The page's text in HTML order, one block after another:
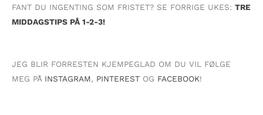
FANT DU INGENTING SOM FRISTET? SE FORRIGE UKES: TRE
MIDDAGSTIPS PÅ 1-2-3!
JEG BLIR FORRESTEN KJEMPEGLAD OM DU VIL FØLGE
MEG PÅ INSTAGRAM, PINTEREST OG FACEBOOK!